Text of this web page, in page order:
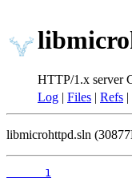
HTTP/1.x server
Log | Files | Refs |
libmicrohttpd.sln
      1